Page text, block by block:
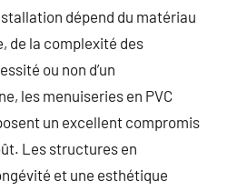
dépend du matériau
de la complexité des
ou non d’un
les menuiseries en PVC
un excellent compromis
Les structures en
et une esthétique